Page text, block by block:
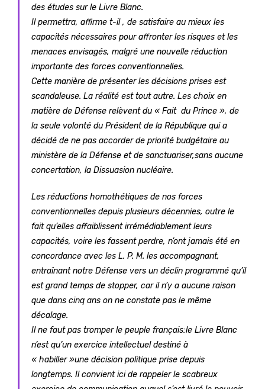
des études sur le Livre Blanc.
Il permettra, affirme t-il , de satisfaire au mieux les
capacités nécessaires pour affronter les risques et les
menaces envisagés, malgré une nouvelle réduction
importante des forces conventionnelles.
Cette manière de présenter les décisions prises est
scandaleuse. La réalité est tout autre. Les choix en
matière de Défense relèvent du « Fait du Prince », de
la seule volonté du Président de la République qui a
décidé de ne pas accorder de priorité budgétaire au
ministère de la Défense et de sanctuariser,sans aucune
concertation, la Dissuasion nucléaire.
Les réductions homothétiques de nos forces
conventionnelles depuis plusieurs décennies, outre le
fait qu’elles affaiblissent irrémédiablement leurs
capacités, voire les fassent perdre, n’ont jamais été en
concordance avec les L. P. M. les accompagnant,
entraînant notre Défense vers un déclin programmé qu’il
est grand temps de stopper, car il n’y a aucune raison
que dans cinq ans on ne constate pas le même
décalage.
Il ne faut pas tromper le peuple français:le Livre Blanc
n’est qu’un exercice intellectuel destiné à
« habiller »une décision politique prise depuis
longtemps. Il convient ici de rappeler le scabreux